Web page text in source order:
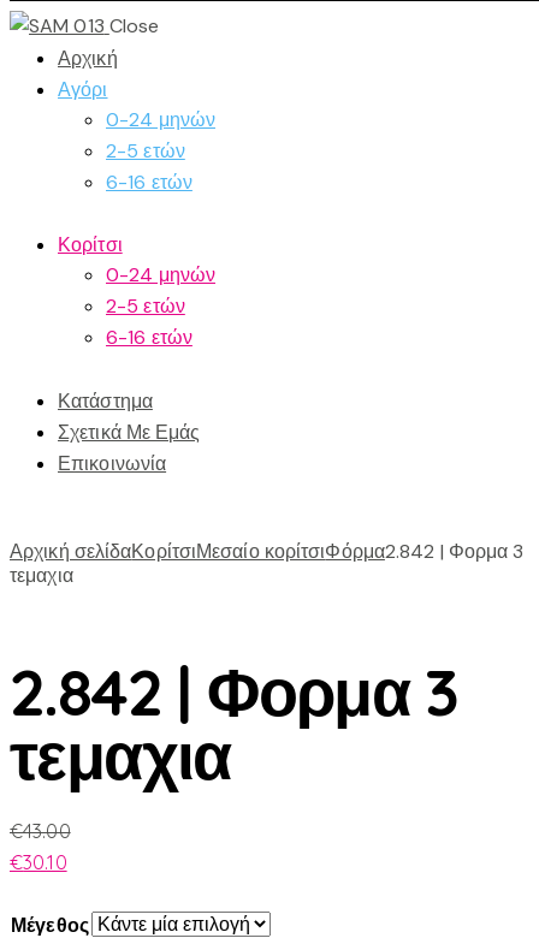
Close
Αρχική
Αγόρι
0-24 μηνών
2-5 ετών
6-16 ετών
Κορίτσι
0-24 μηνών
2-5 ετών
6-16 ετών
Κατάστημα
Σχετικά Με Εμάς
Επικοινωνία
Αρχική σελίδαΚορίτσιΜεσαίο κορίτσιΦόρμα2.842 | Φορμα 3
τεμαχια
2.842 | Φορμα 3
τεμαχια
€43.00
€30.10
Μέγεθος